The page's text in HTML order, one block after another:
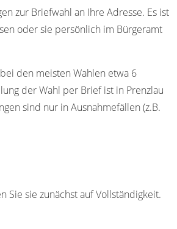
zur Briefwahl an Ihre Adresse. Es ist
oder sie persönlich im Bürgeramt
den meisten Wahlen etwa 6
der Wahl per Brief ist in Prenzlau
sind nur in Ausnahmefällen (z.B.
Sie sie zunächst auf Vollständigkeit.